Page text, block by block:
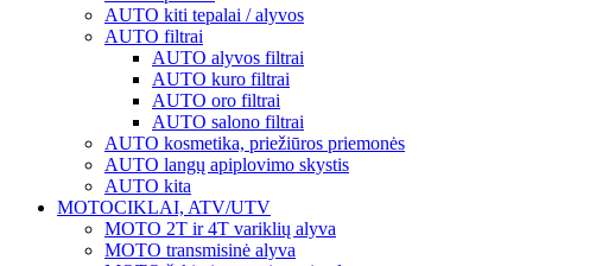
AUTO kiti tepalai / alyvos
AUTO filtrai
AUTO alyvos filtrai
AUTO kuro filtrai
AUTO oro filtrai
AUTO salono filtrai
AUTO kosmetika, priežiūros priemonės
AUTO langų apiplovimo skystis
AUTO kita
MOTOCIKLAI, ATV/UTV
MOTO 2T ir 4T variklių alyva
MOTO transmisinė alyva